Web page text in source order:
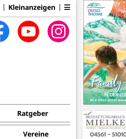
Kleinanzeigen
Ratgeber
Vereine